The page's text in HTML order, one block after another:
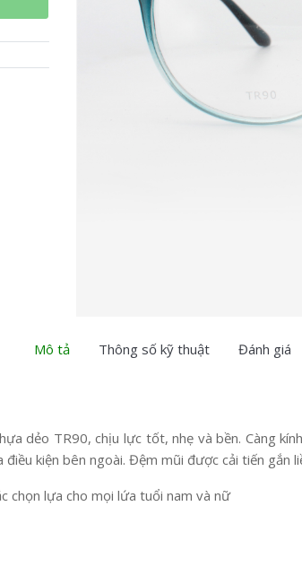
Mô tả Thông số kỹ thuật Đánh giá
dẻo TR90, chịu lực tốt, nhẹ và bền. Càng
kiện bên ngoài. Đệm mũi được cải tiến
chọn lựa cho mọi lứa tuổi nam và nữ